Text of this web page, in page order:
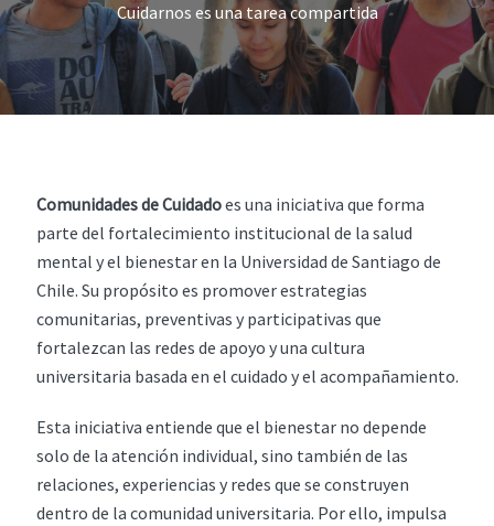
Cuidarnos es una tarea compartida
Comunidades de Cuidadoes una iniciativa que forma
parte del fortalecimiento institucional de la salud
mental y el bienestar en la Universidad de Santiago de
Chile. Su propósito es promover estrategias
comunitarias, preventivas y participativas que
fortalezcan las redes de apoyo y una cultura
universitaria basada en el cuidado y el acompañamiento.
Esta iniciativa entiende que el bienestar no depende
solo de la atención individual, sino también de las
relaciones, experiencias y redes que se construyen
dentro de la comunidad universitaria. Por ello, impulsa